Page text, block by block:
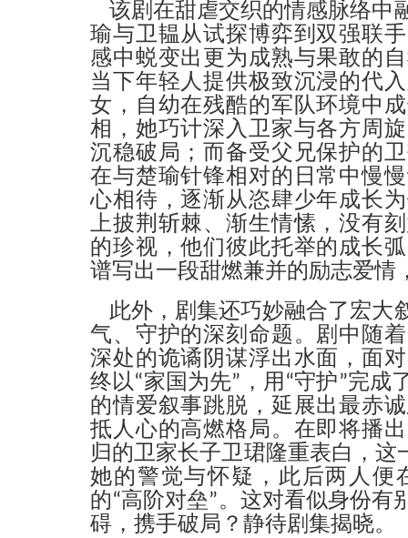
该剧在甜虐交织的情感脉络中
瑜与卫韫从试探博弈到双强联
感中蜕变出更为成熟与果敢的
当下年轻人提供极致沉浸的代
女，自幼在残酷的军队环境中
相，她巧计深入卫家与各方周
沉稳破局；而备受父兄保护的
在与楚瑜针锋相对的日常中慢
心相待，逐渐从恣肆少年成长为
上披荆斩棘、渐生情愫，没有
的珍视，他们彼此托举的成长
谱写出一段甜燃兼并的励志爱情
此外，剧集还巧妙融合了宏大
气、守护的深刻命题。剧中随
深处的诡谲阴谋浮出水面，面
终以“家国为先”，用“守护”完
的情爱叙事跳脱，延展出最赤
抵人心的高燃格局。在即将播
归的卫家长子卫珺隆重表白，这
她的警觉与怀疑，此后两人便
的“高阶对垒”。这对看似身份有
碍，携手破局？静待剧集揭晓。